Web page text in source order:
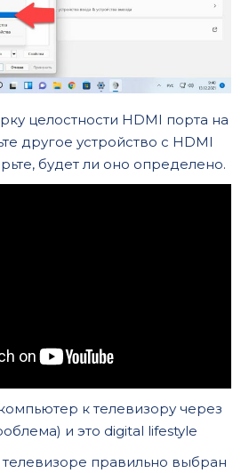
целостности HDMI порта на
другое устройство с HDMI
будет ли оно определено.
к телевизору через
и это digital lifestyle
телевизоре правильно выбран